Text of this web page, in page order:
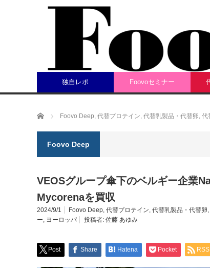
独自レポ Foovoセミナー
ホーム Foovo Deep, 代替プロテイン, 代替乳製品・代替卵, 代
Foovo Deep
VEOSグループ傘下のベルギー企業
Mycorenaを買収
2024/9/1 Foovo Deep, 代替プロテイン, 代替乳製品・代替卵,
ー, ヨーロッパ 投稿者: 佐藤 あゆみ
Post Share Hatena Pocket RSS